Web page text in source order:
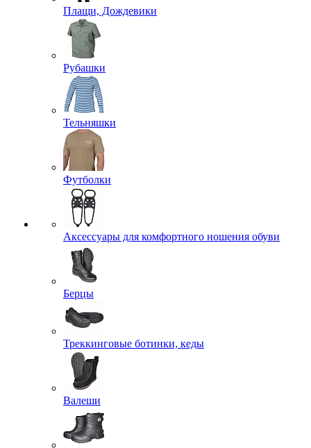
Плащи, Дождевики
Рубашки
Тельняшки
Футболки
Аксессуары для комфортного ношения обуви
Берцы
Треккинговые ботинки, кеды
Валеши